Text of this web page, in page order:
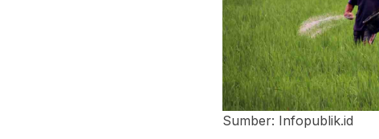
Sumber: Infopublik.id